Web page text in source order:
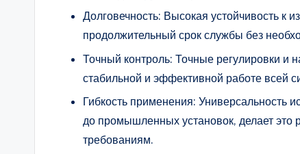
Долговечность: Высокая устойчивость к
продолжительный срок службы без
Точный контроль: Точные регулировки и
стабильной и эффективной работе всей
Гибкость применения: Универсальность
до промышленных установок, делает
требованиям.